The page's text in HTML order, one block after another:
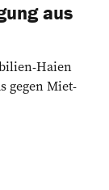
aus
Haien
gegen Miet-